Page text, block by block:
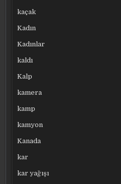
kaçak
Kadın
Kadınlar
kaldı
Kalp
kamera
kamp
kamyon
Kanada
kar
kar yağışı